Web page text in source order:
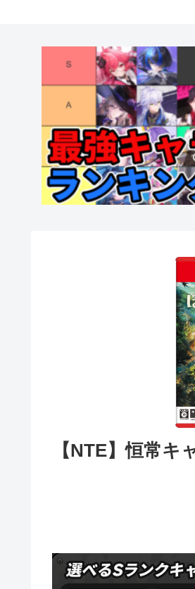
【NTE】恒常